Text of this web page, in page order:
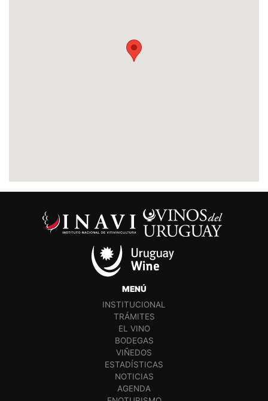
MENÚ
INSTITUCIONAL
TRÁMITES
EL VINO
BODEGAS
VIÑEDOS
ESTADÍSTICAS
NOTICIAS
AGENDA